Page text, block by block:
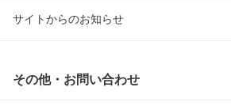
サイトからのお知らせ
その他・お問い合わせ